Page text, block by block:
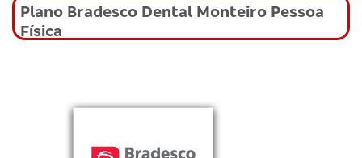
Plano Bradesco Dental Monteiro Pessoa
Física